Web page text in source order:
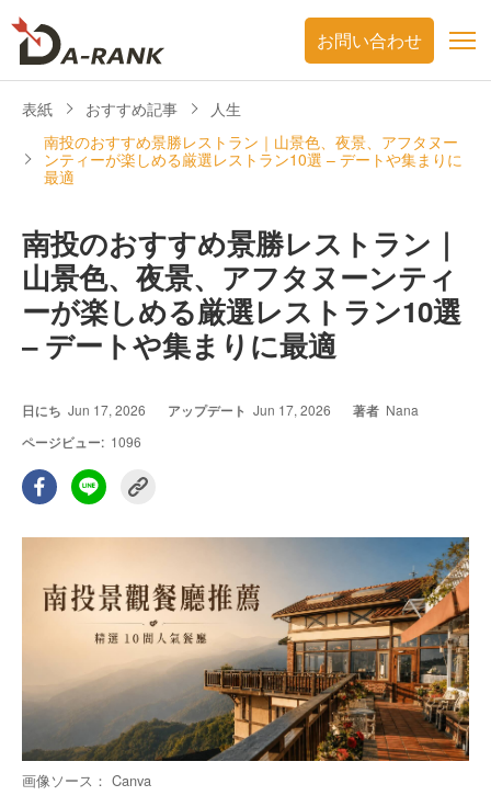
お問い合わせ
表紙 おすすめ記事
人生
南投のおすすめ景勝レストラン｜山景色、夜景、アフタヌー
ンティーが楽しめる厳選レストラン10選 – デートや集まりに
最適
南投のおすすめ景勝レストラン｜
山景色、夜景、アフタヌーンティ
ーが楽しめる厳選レストラン10選
– デートや集まりに最適
日にち Jun 17, 2026 アップデート Jun 17, 2026 著者 Nana
ページビュー: 1096
画像ソース： Canva